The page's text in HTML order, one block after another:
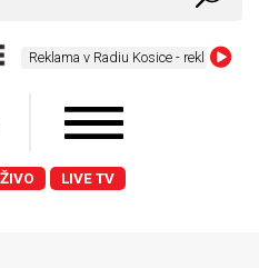
v Radiu Kosice -
LIVE TV